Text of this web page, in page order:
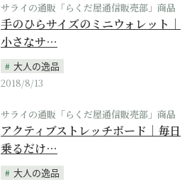
サライの通販「らくだ屋通信販売部」商品
手のひらサイズのミニウォレット｜
小さなサ…
大人の逸品
2018/8/13
サライの通販「らくだ屋通信販売部」商品
アクティブストレッチボード｜毎日
乗るだけ…
大人の逸品